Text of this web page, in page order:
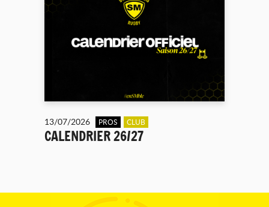
13/07/2026 PROS CLUB
CALENDRIER 26/27